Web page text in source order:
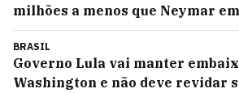
milhões a menos que Neymar
BRASIL
Governo Lula vai manter
Washington e não deve revidar